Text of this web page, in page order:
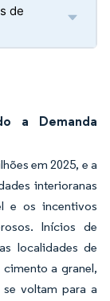
de
a Demanda
em 2025, e a
interioranas
e os incentivos
Inícios de
localidades de
a granel,
voltam para a